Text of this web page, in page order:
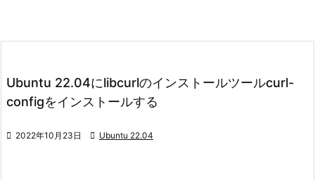
Ubuntu 22.04にlibcurlのインストールツールcurl-
configをインストールする
 2022年10月23日  Ubuntu 22.04